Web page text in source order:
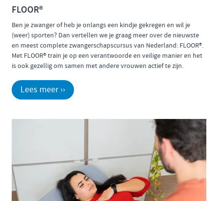
FLOOR®
Ben je zwanger of heb je onlangs een kindje gekregen en wil je
(weer) sporten? Dan vertellen we je graag meer over de nieuwste
en meest complete zwangerschapscursus van Nederland: FLOOR®.
Met FLOOR® train je op een verantwoorde en veilige manier en het
is ook gezellig om samen met andere vrouwen actief te zijn.
Lees meer ››